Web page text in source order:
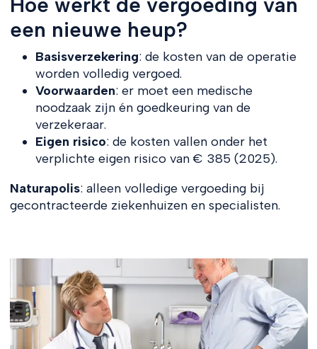
een nieuwe heup?
Basisverzekering: de kosten van de operatie
worden volledig vergoed.
Voorwaarden: er moet een medische
noodzaak zijn én goedkeuring van de
verzekeraar.
Eigen risico: de kosten vallen onder het
verplichte eigen risico van € 385 (2025).
Naturapolis: alleen volledige vergoeding bij
gecontracteerde ziekenhuizen en specialisten.